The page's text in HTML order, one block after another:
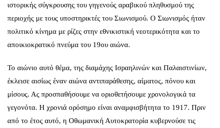
ιστορικής σύγκρουσης του γηγενούς αραβικού πληθυσμού της
περιοχής με τους υποστηρικτές του Σιωνισμού. Ο Σιωνισμός ήταν
πολιτικό κίνημα με ρίζες στην εθνικιστική νεοτερικότητα και το
αποικιοκρατικό πνεύμα του 19ου αιώνα.
Το αιώνιο αυτό θέμα, της διαμάχης Ισραηλινών και Παλαιστινίων,
έκλεισε αισίως έναν αιώνα αντιπαράθεσης, αίματος, πόνου και
μίσους. Ας προσπαθήσουμε να οριοθετήσουμε χρονολογικά τα
γεγονότα. Η χρονιά ορόσημο είναι αναμφισβήτητα το 1917. Πριν
από το έτος αυτό, η Οθωμανική Αυτοκρατορία κυβερνούσε τις